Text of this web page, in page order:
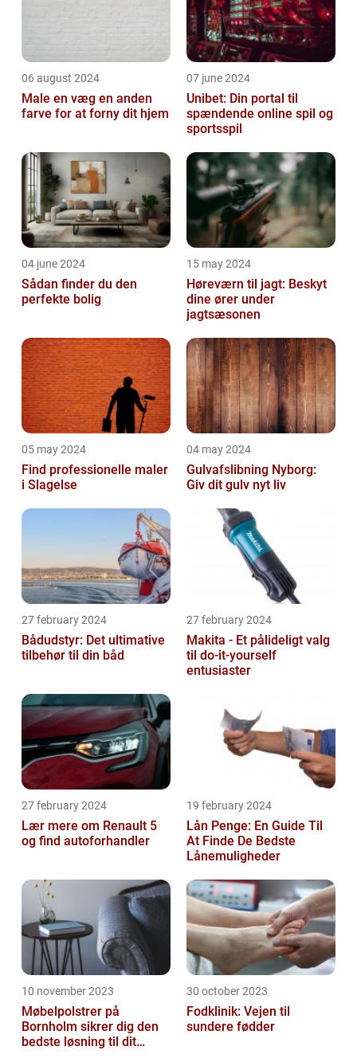
06 august 2024
Male en væg en anden
farve for at forny dit hjem
07 june 2024
Unibet: Din portal til
spændende online spil og
sportsspil
04 june 2024
Sådan finder du den
perfekte bolig
15 may 2024
Høreværn til jagt: Beskyt
dine ører under
jagtsæsonen
05 may 2024
Find professionelle maler
i Slagelse
04 may 2024
Gulvafslibning Nyborg:
Giv dit gulv nyt liv
27 february 2024
Bådudstyr: Det ultimative
tilbehør til din båd
27 february 2024
Makita - Et pålideligt valg
til do-it-yourself
entusiaster
27 february 2024
Lær mere om Renault 5
og find autoforhandler
19 february 2024
Lån Penge: En Guide Til
At Finde De Bedste
Lånemuligheder
10 november 2023
Møbelpolstrer på
Bornholm sikrer dig den
bedste løsning til dit
30 october 2023
Fodklinik: Vejen til
sundere fødder